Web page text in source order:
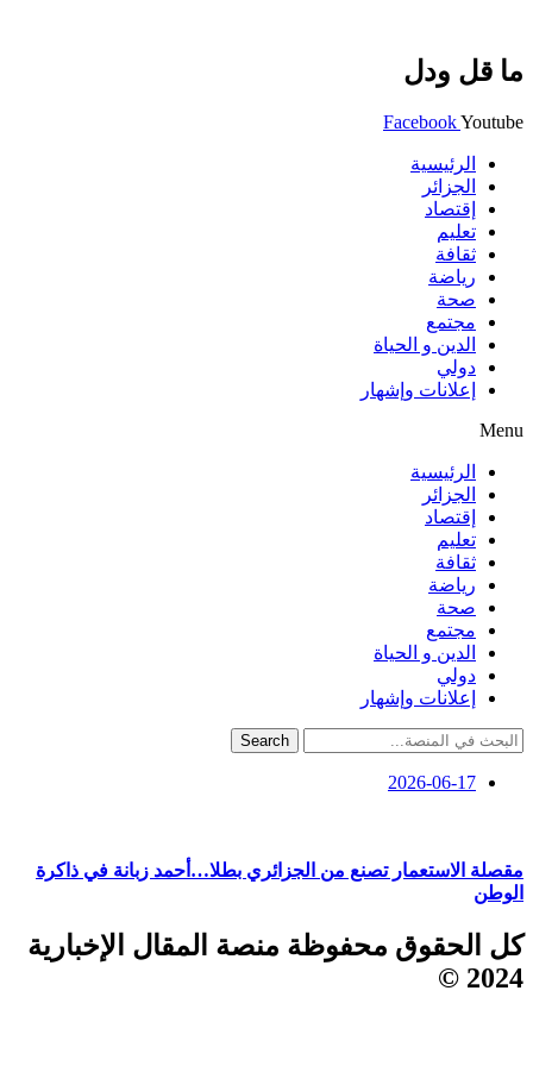
ما قل ودل
FacebookYoutube
الرئيسية
الجزائر
إقتصاد
تعليم
ثقافة
رياضة
صحة
مجتمع
الدين و الحياة
دولي
إعلانات وإشهار
Menu
الرئيسية
الجزائر
إقتصاد
تعليم
ثقافة
رياضة
صحة
مجتمع
الدين و الحياة
دولي
إعلانات وإشهار
Search
2026-06-17
مقصلة الاستعمار تصنع من الجزائري بطلا…أحمد زبانة في ذاكرة
الوطن
كل الحقوق محفوظة منصة المقال الإخبارية
2024 ©